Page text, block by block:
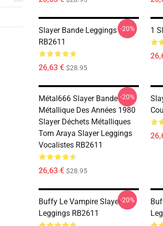
Slayer Bande Leggings
RB2611
26,63 € $28.95
-20% 1
Métal666 Slayer Bande
Métallique Des Années 1980
Slayer Déchets Métalliques
Tom Araya Slayer Leggings
Vocalistes RB2611
26,63 € $28.95
-20%
Buffy Le Vampire Slayer
Leggings RB2611
-20%